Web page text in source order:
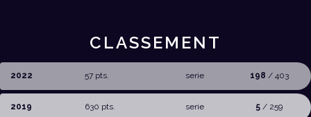
CLASSEMENT
2022 57 pts. serie 198 / 403
2019 630 pts. serie 5 / 259